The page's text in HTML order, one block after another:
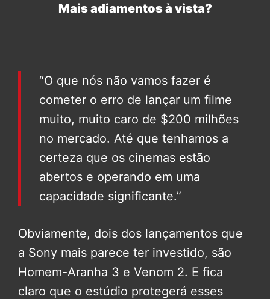
Mais adiamentos à vista?
“O que nós não vamos fazer é
cometer o erro de lançar um filme
muito, muito caro de $200 milhões
no mercado. Até que tenhamos a
certeza que os cinemas estão
abertos e operando em uma
capacidade significante.”
Obviamente, dois dos lançamentos que
a Sony mais parece ter investido, são
Homem-Aranha 3 e Venom 2. E fica
claro que o estúdio protegerá esses